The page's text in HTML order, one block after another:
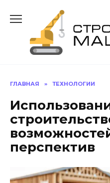
содержанию
ГЛАВНАЯ » ТЕХНОЛОГИИ
перспектив